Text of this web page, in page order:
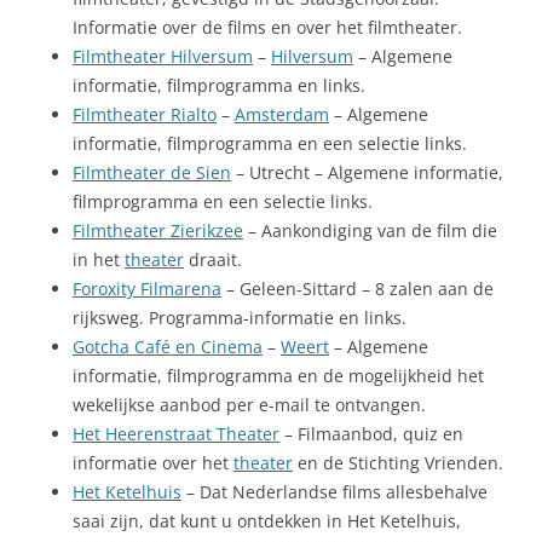
Informatie over de films en over het filmtheater.
Filmtheater Hilversum – Hilversum – Algemene
informatie, filmprogramma en links.
Filmtheater Rialto – Amsterdam – Algemene
informatie, filmprogramma en een selectie links.
Filmtheater de Sien – Utrecht – Algemene informatie,
filmprogramma en een selectie links.
Filmtheater Zierikzee – Aankondiging van de film die
in het theater draait.
Foroxity Filmarena – Geleen-Sittard – 8 zalen aan de
rijksweg. Programma-informatie en links.
Gotcha Café en Cinema – Weert – Algemene
informatie, filmprogramma en de mogelijkheid het
wekelijkse aanbod per e-mail te ontvangen.
Het Heerenstraat Theater – Filmaanbod, quiz en
informatie over het theater en de Stichting Vrienden.
Het Ketelhuis – Dat Nederlandse films allesbehalve
saai zijn, dat kunt u ontdekken in Het Ketelhuis,